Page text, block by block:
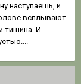
наступаешь, и
всплывают
тишина. И